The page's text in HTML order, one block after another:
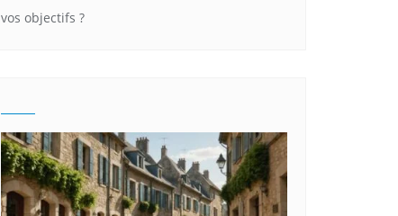
vos objectifs ?